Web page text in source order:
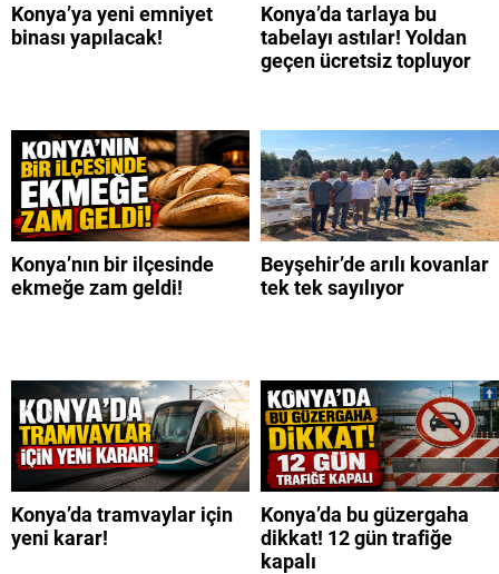
Konya’ya yeni emniyet
binası yapılacak!
Konya’da tarlaya bu
tabelayı astılar! Yoldan
geçen ücretsiz topluyor
Konya’nın bir ilçesinde
ekmeğe zam geldi!
Beyşehir’de arılı kovanlar
tek tek sayılıyor
Konya’da tramvaylar için
yeni karar!
Konya’da bu güzergaha
dikkat! 12 gün trafiğe
kapalı